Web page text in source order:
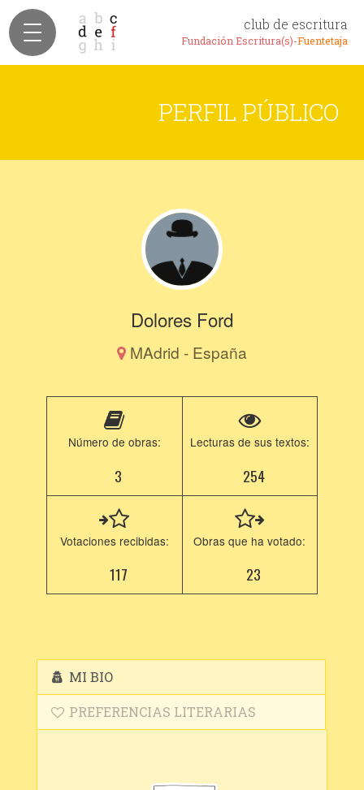
club de escritura
Fundación Escritura(s)-Fuentetaja
PERFIL PÚBLICO
Dolores Ford
MAdrid - España
Número de obras:
3
Lecturas de sus textos:
254
Votaciones recibidas:
117
Obras que ha votado:
23
MI BIO
PREFERENCIAS LITERARIAS